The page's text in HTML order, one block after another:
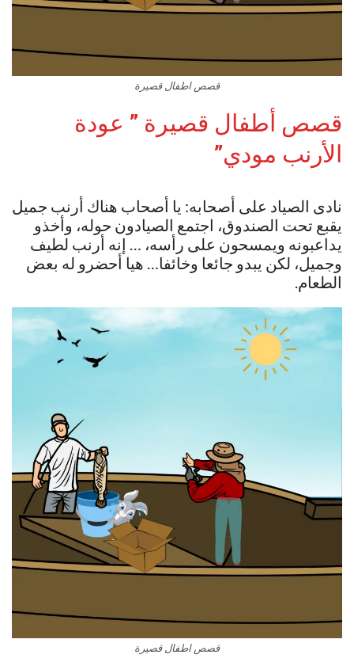
قصص اطفال قصيرة
قصص أطفال قصيرة ” عودة
الأرنب مودي”
نادى الصياد على أصحابه: يا أصحاب هناك أرنب جميل
يقبع تحت الصندوق، اجتمع الصيادون حوله، وأخذو
يداعبونه ويمسحون على رأسه، … إنه أرنب لطيف
وجميل، لكن يبدو جائعا وخائفا… هيا أحضرو له بعض
الطعام.
قصص اطفال قصيرة